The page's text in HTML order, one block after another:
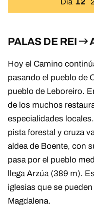
PALAS DE REI
Hoy el Camino
pasando el pueblo de
pueblo de Leboreiro.
de los muchos
especialidades
pista forestal y cruza
aldea de Boente, con
pasa por el pueblo
llega Arzúa (389 m).
iglesias que se
Magdalena.